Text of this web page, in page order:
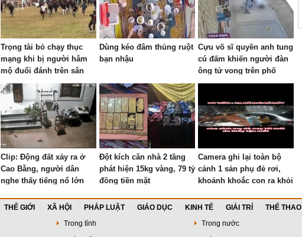
Trọng tài bỏ chạy thục
mạng khi bị người hâm
mộ đuổi đánh trên sân
Dùng kéo đâm thủng ruột
bạn nhậu
Cựu võ sĩ quyền anh tung
cú đấm khiến người đàn
ông tử vong trên phố
Clip: Động đất xảy ra ở
Cao Bằng, người dân
nghe thấy tiếng nổ lớn
Đột kích căn nhà 2 tầng
phát hiện 15kg vàng, 79 tỷ
đồng tiền mặt
Camera ghi lại toàn bộ
cảnh 1 sản phụ đẻ rơi,
khoảnh khoắc con ra khỏi
người thót tim
THẾ GIỚI XÃ HỘI PHÁP LUẬT GIÁO DỤC KINH TẾ GIẢI TRÍ THỂ THAO
Trong tỉnh Trong nước